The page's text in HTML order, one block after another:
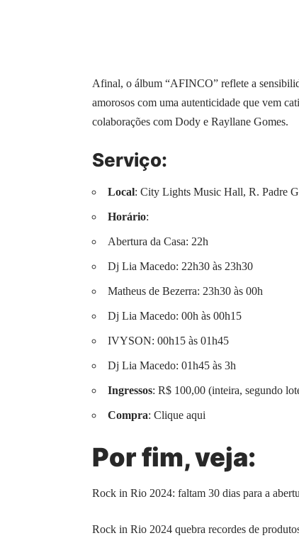
Afinal, o álbum “AFINCO” reflete a
amorosos com uma autenticidade que vem
colaborações com Dody e Rayllane Gomes.
Serviço:
Local: City Lights Music Hall, R. Padre
Horário:
Abertura da Casa: 22h
Dj Lia Macedo: 22h30 às 23h30
Matheus de Bezerra: 23h30 às 00h
Dj Lia Macedo: 00h às 00h15
IVYSON: 00h15 às 01h45
Dj Lia Macedo: 01h45 às 3h
Ingressos: R$ 100,00 (inteira, segundo
Compra: Clique aqui
Por fim,veja:
Rock in Rio 2024: faltam 30 dias para a
Rock in Rio 2024 quebra recordes de